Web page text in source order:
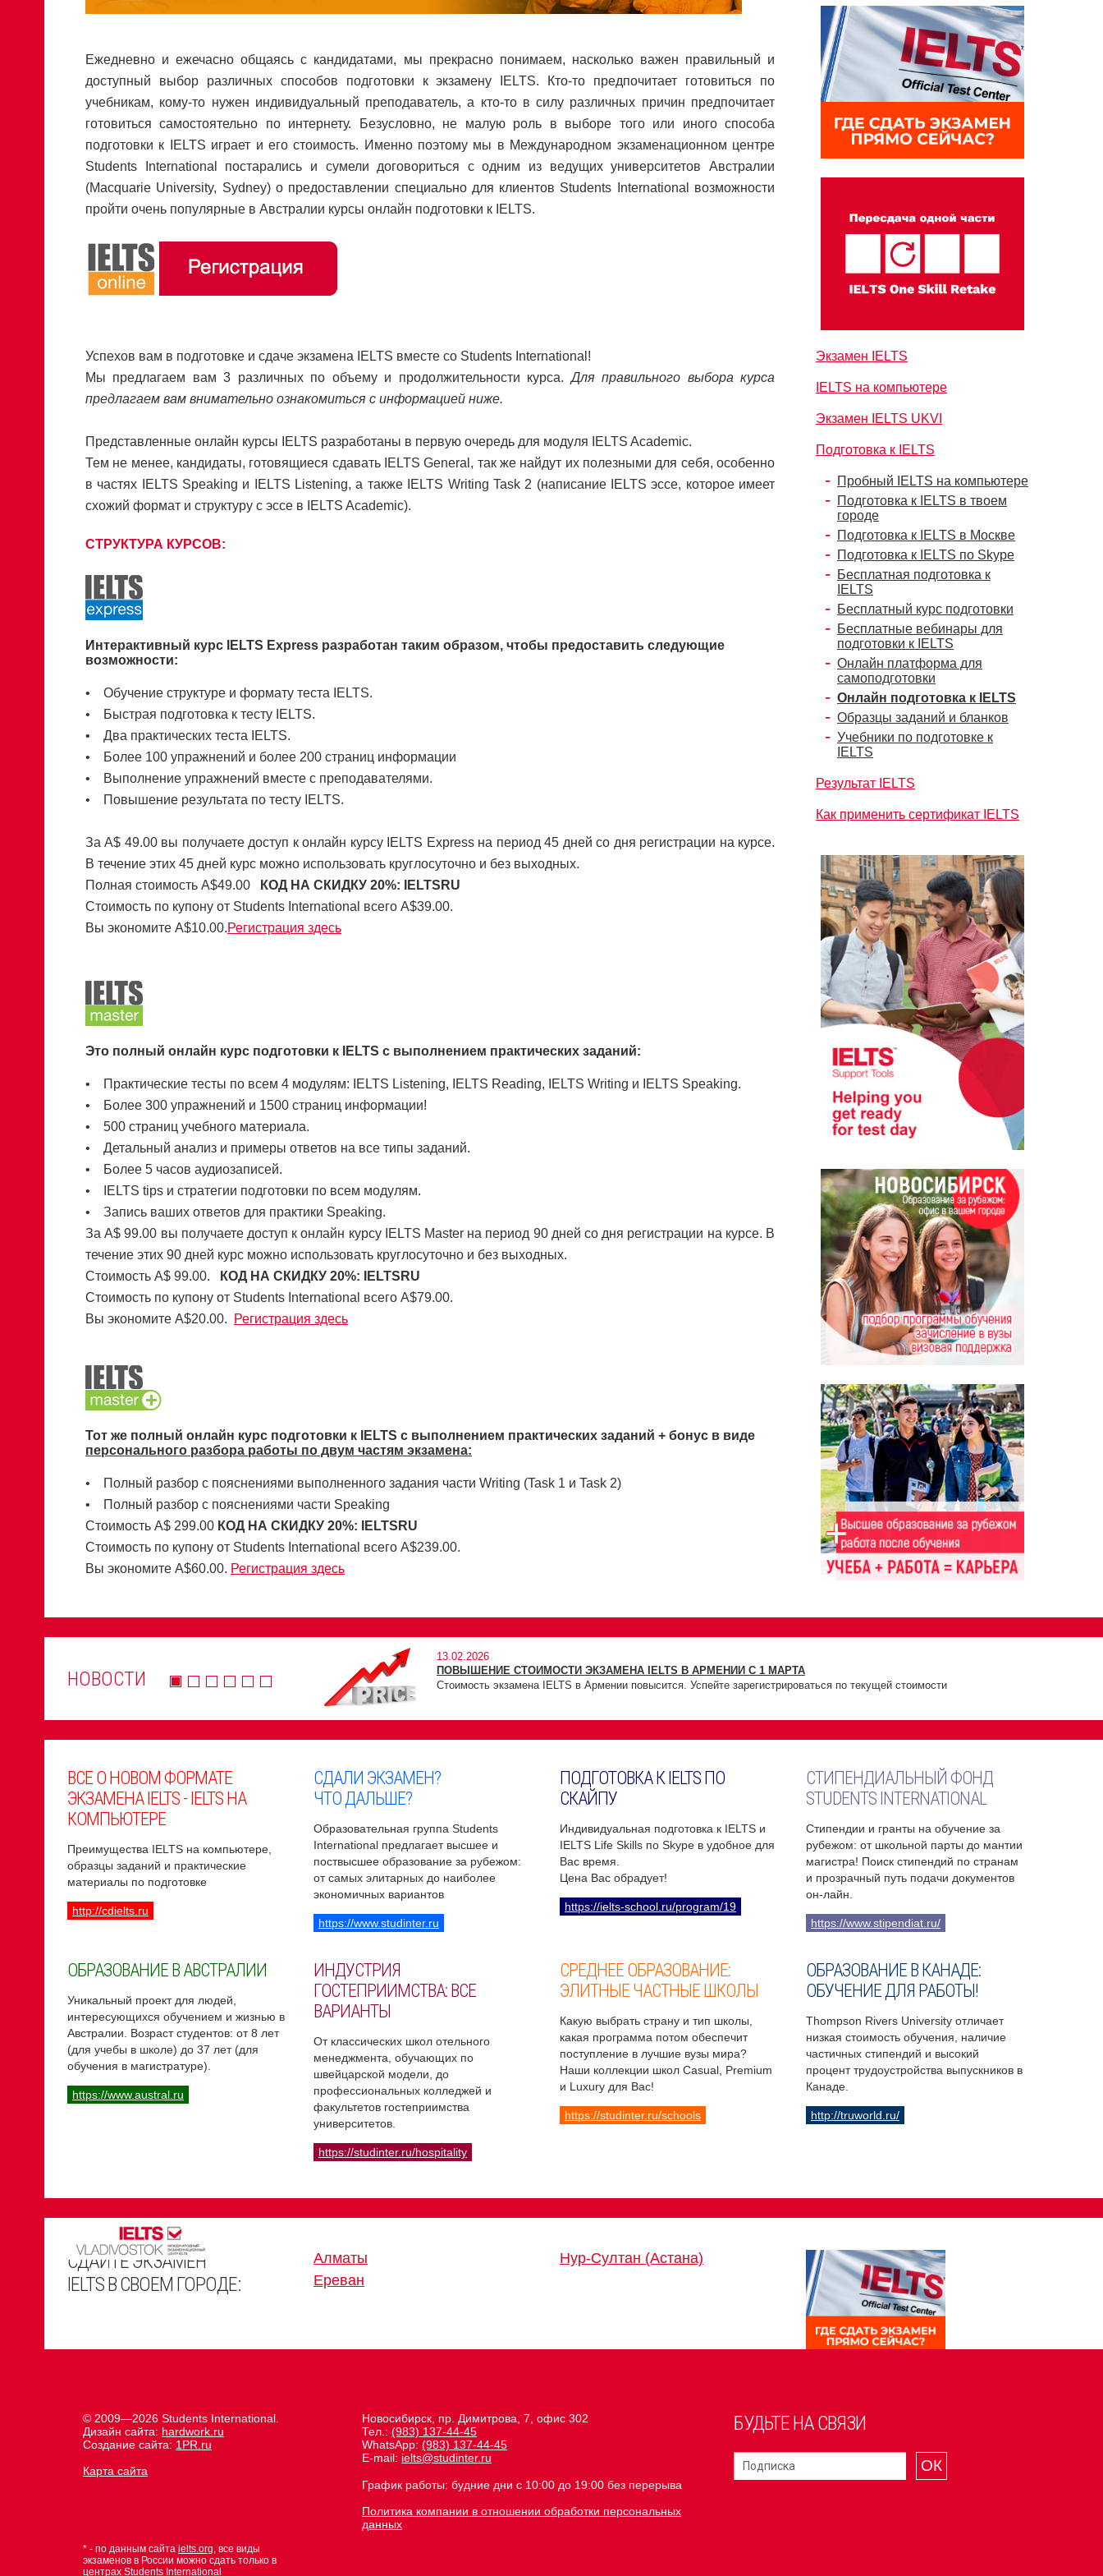
Ежедневно и ежечасно общаясь с кандидатами, мы прекрасно понимаем, насколько важен правильный и
доступный выбор различных способов подготовки к экзамену IELTS. Кто-то предпочитает готовиться по
учебникам, кому-то нужен индивидуальный преподаватель, а кто-то в силу различных причин предпочитает
готовиться самостоятельно по интернету. Безусловно, не малую роль в выборе того или иного способа
подготовки к IELTS играет и его стоимость. Именно поэтому мы в Международном экзаменационном центре
Students International постарались и сумели договориться с одним из ведущих университетов Австралии
(Macquarie University, Sydney) о предоставлении специально для клиентов Students International возможности
пройти очень популярные в Австралии курсы онлайн подготовки к IELTS.
Успехов вам в подготовке и сдаче экзамена IELTS вместе со Students International!
Мы предлагаем вам 3 различных по объему и продолжительности курса.Для правильного выбора курса
предлагаем вам внимательно ознакомиться с информацией ниже.
Представленные онлайн курсы IELTS разработаны в первую очередь для модуля IELTS Academic.
Тем не менее, кандидаты, готовящиеся сдавать IELTS General, так же найдут их полезными для себя, особенно
в частях IELTS Speaking и IELTS Listening, а также IELTS Writing Task 2 (написание IELTS эссе, которое имеет
схожий формат и структуру с эссе в IELTS Academic).
СТРУКТУРА КУРСОВ:
Интерактивный курс IELTS Express разработан таким образом, чтобы предоставить следующие
возможности:
• Обучение структуре и формату теста IELTS.
• Быстрая подготовка к тесту IELTS.
• Два практических теста IELTS.
• Более 100 упражнений и более 200 страниц информации
• Выполнение упражнений вместе с преподавателями.
• Повышение результата по тесту IELTS.
За A$ 49.00 вы получаете доступ к онлайн курсу IELTS Express на период 45 дней со дня регистрации на курсе.
В течение этих 45 дней курс можно использовать круглосуточно и без выходных.
Полная стоимость А$49.00
КОД НА СКИДКУ 20%: IELTSRU
Стоимость по купону от Students International всего A$39.00.
Вы экономите A$10.00.Регистрация здесь
Это полный онлайн курс подготовки к IELTS с выполнением практических заданий:
• Практические тесты по всем 4 модулям: IELTS Listening, IELTS Reading, IELTS Writing и IELTS Speaking.
• Более 300 упражнений и 1500 страниц информации!
• 500 страниц учебного материала.
• Детальный анализ и примеры ответов на все типы заданий.
• Более 5 часов аудиозаписей.
• IELTS tips и стратегии подготовки по всем модулям.
• Запись ваших ответов для практики Speaking.
За A$ 99.00 вы получаете доступ к онлайн курсу IELTS Master на период 90 дней со дня регистрации на курсе. В
течение этих 90 дней курс можно использовать круглосуточно и без выходных.
Стоимость А$ 99.00.
КОД НА СКИДКУ 20%: IELTSRU
Стоимость по купону от Students International всего A$79.00.
Вы экономите A$20.00.
Регистрация здесь
Тот же полный онлайн курс подготовки к IELTS с выполнением практических заданий + бонус в виде
персонального разбора работы по двум частям экзамена:
• Полный разбор с пояснениями выполненного задания части Writing (Task 1 и Task 2)
• Полный разбор с пояснениями части Speaking
Стоимость А$ 299.00 КОД НА СКИДКУ 20%:
IELTSRU
Стоимость по купону от Students International всего A$239.00.
Вы экономите A$60.00. Регистрация здесь
Экзамен IELTS
IELTS на компьютере
Экзамен IELTS UKVI
Подготовка к IELTS
Пробный IELTS на компьютере
Подготовка к IELTS в твоем
городе
Подготовка к IELTS в Москве
Подготовка к IELTS по Skype
Бесплатная подготовка к
IELTS
Бесплатный курс подготовки
Бесплатные вебинары для
подготовки к IELTS
Онлайн платформа для
самоподготовки
Онлайн подготовка к IELTS
Образцы заданий и бланков
Учебники по подготовке к
IELTS
Результат IELTS
Как применить сертификат IELTS
НОВОСТИ
13.02.2026
ПОВЫШЕНИЕ СТОИМОСТИ ЭКЗАМЕНА IELTS В АРМЕНИИ С 1 МАРТА
Стоимость экзамена IELTS в Армении повысится. Успейте зарегистрироваться по текущей стоимости
ВСЕ О НОВОМ ФОРМАТЕ
ЭКЗАМЕНА IELTS - IELTS НА
КОМПЬЮТЕРЕ
Преимущества IELTS на компьютере,
образцы заданий и практические
материалы по подготовке
http://cdielts.ru
СДАЛИ ЭКЗАМЕН?
ЧТО ДАЛЬШЕ?
Образовательная группа Students
International предлагает высшее и
поствысшее образование за рубежом:
от самых элитарных до наиболее
экономичных вариантов
https://www.studinter.ru
ПОДГОТОВКА К IELTS ПО
СКАЙПУ
Индивидуальная подготовка к IELTS и
IELTS Life Skills по Skype в удобное для
Вас время.
Цена Вас обрадует!
https://ielts-school.ru/program/19
СТИПЕНДИАЛЬНЫЙ ФОНД
STUDENTS INTERNATIONAL
Стипендии и гранты на обучение за
рубежом: от школьной парты до мантии
магистра! Поиск стипендий по странам
и прозрачный путь подачи документов
он-лайн.
https://www.stipendiat.ru/
ОБРАЗОВАНИЕ В АВСТРАЛИИ
Уникальный проект для людей,
интересующихся обучением и жизнью в
Австралии. Возраст студентов: от 8 лет
(для учебы в школе) до 37 лет (для
обучения в магистратуре).
https://www.austral.ru
ИНДУСТРИЯ
ГОСТЕПРИИМСТВА: ВСЕ
ВАРИАНТЫ
От классических школ отельного
менеджмента, обучающих по
швейцарской модели, до
профессиональных колледжей и
факультетов гостеприимства
университетов.
https://studinter.ru/hospitality
СРЕДНЕЕ ОБРАЗОВАНИЕ:
ЭЛИТНЫЕ ЧАСТНЫЕ ШКОЛЫ
Какую выбрать страну и тип школы,
какая программа потом обеспечит
поступление в лучшие вузы мира?
Наши коллекции школ Casual, Premium
и Luxury для Вас!
https://studinter.ru/schools
ОБРАЗОВАНИЕ В КАНАДЕ:
ОБУЧЕНИЕ ДЛЯ РАБОТЫ!
Thompson Rivers University отличает
низкая стоимость обучения, наличие
частичных стипендий и высокий
процент трудоустройства выпускников в
Канаде.
http://truworld.ru/
СДАЙТЕ ЭКЗАМЕН
IELTS В СВОЕМ ГОРОДЕ:
Алматы
Ереван
Нур-Султан (Астана)
БУДЬТЕ НА СВЯЗИ
ОК
Новосибирск, пр. Димитрова, 7, офис 302
Тел.: (983) 137-44-45
WhatsApp: (983) 137-44-45
E-mail: ielts@studinter.ru
График работы: будние дни с 10:00 до 19:00 без перерыва
Политика компании в отношении обработки персональных
данных
© 2009—2026 Students International.
Дизайн сайта: hardwork.ru
Создание сайта: 1PR.ru
Карта сайта
* - по данным сайта ielts.org, все виды
экзаменов в России можно сдать только в
центрах Students International